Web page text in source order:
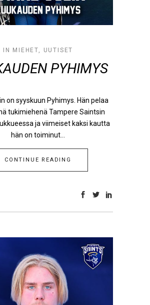
IN MIEHET, UUTISET
PYHIMYS
on syyskuun Pyhimys. Hän pelaa
tukimiehenä Tampere Saintsin
ja viimeiset kaksi kautta
hän on toiminut...
CONTINUE READING